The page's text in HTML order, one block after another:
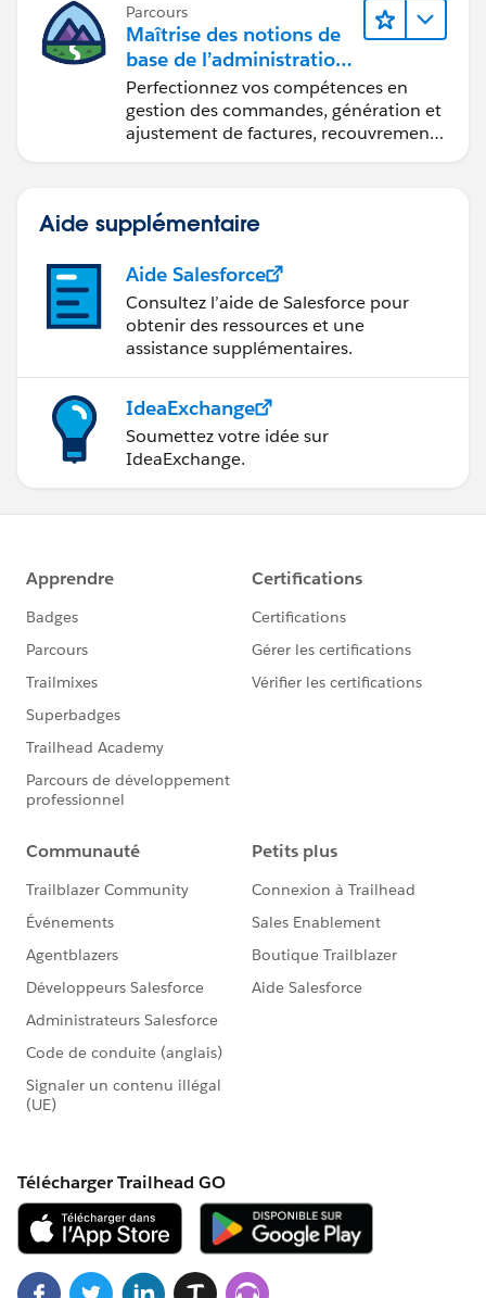
Parcours
Maîtrise des notions de
base de l’administration
de Salesforce Billing
Perfectionnez vos compétences en
gestion des commandes, génération et
ajustement de factures, recouvrement
Aide supplémentaire
Aide Salesforce
Consultez l’aide de Salesforce pour
obtenir des ressources et une
assistance supplémentaires.
IdeaExchange
Soumettez votre idée sur
IdeaExchange.